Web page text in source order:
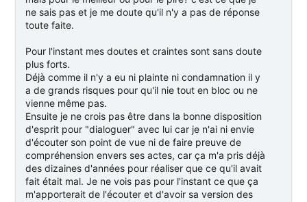
ne sais pas et je me doute qu'il n'y a pas de réponse
toute faite.
Pour l'instant mes doutes et craintes sont sans doute
plus forts.
Déjà comme il n'y a eu ni plainte ni condamnation il y
a de grands risques pour qu'il nie tout en bloc ou ne
vienne même pas.
Ensuite je ne crois pas être dans la bonne disposition
d'esprit pour "dialoguer" avec lui car je n'ai ni envie
d'écouter son point de vue ni de faire preuve de
compréhension envers ses actes, car ça m'a pris déjà
des dizaines d'années pour réaliser que ce qu'il avait
fait était mal. Je ne vois pas pour l'instant ce que ça
m'apporterait de l'écouter et d'avoir sa version des